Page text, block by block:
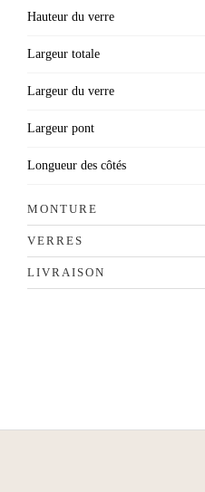
Hauteur du verre
Largeur totale
Largeur du verre
Largeur pont
Longueur des côtés
MONTURE
VERRES
LIVRAISON